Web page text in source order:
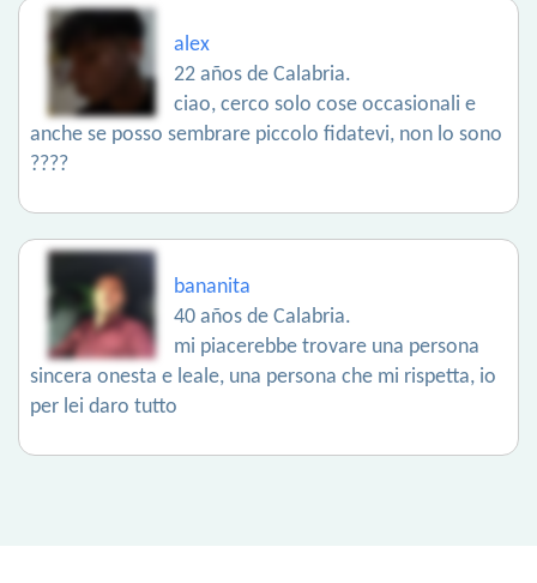
alex
22 años de Calabria.
ciao, cerco solo cose occasionali e
anche se posso sembrare piccolo fidatevi, non lo sono
????
bananita
40 años de Calabria.
mi piacerebbe trovare una persona
sincera onesta e leale, una persona che mi rispetta, io
per lei daro tutto